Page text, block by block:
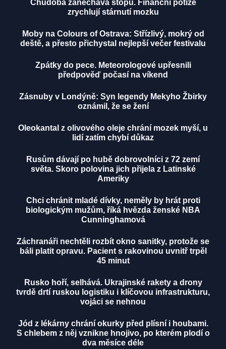
Chudoba zanechává stopu. Finanční potíže
zrychlují stárnutí mozku
Moby na Colours of Ostrava: Střízlivý, mokrý od
deště, a přesto přichystal nejlepší večer festivalu
Zpátky do pece. Meteorologové upřesnili
předpověď počasí na víkend
Zásnuby v Londýně: Syn legendy Mekyho Žbirky
oznámil, že se žení
Oleokantal z olivového oleje chrání mozek myší, u
lidí zatím chybí důkaz
Rusům dávají po hubě dobrovolníci z 72 zemí
světa. Skoro polovina jich přijela z Latinské
Ameriky
Chci chránit mladé dívky, neměly by hrát proti
biologickým mužům, říká hvězda ženské NBA
Cunninghamová
Záchranáři nechtěli rozbít okno sanitky, protože se
báli platit opravu. Pacient s rakovinou uvnitř trpěl
45 minut
Rusko hoří, selhává. Ukrajinské rakety a drony
tvrdě drtí ruskou logistiku i klíčovou infrastrukturu,
vojáci se nehnou
Jód z lékárny chrání okurky před plísní i houbami.
S chlebem z něj vznikne hnojivo, po kterém plodí o
dva měsíce déle